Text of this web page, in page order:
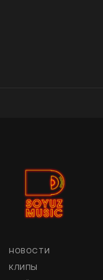
НОВОСТИ
КЛИПЫ